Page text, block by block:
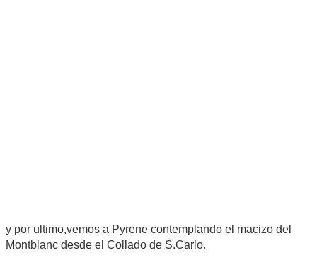
y por ultimo,vemos a Pyrene contemplando el macizo del
Montblanc desde el Collado de S.Carlo.